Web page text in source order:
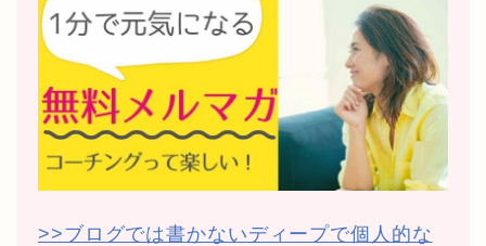
>>ブログでは書かないディープで個人的な